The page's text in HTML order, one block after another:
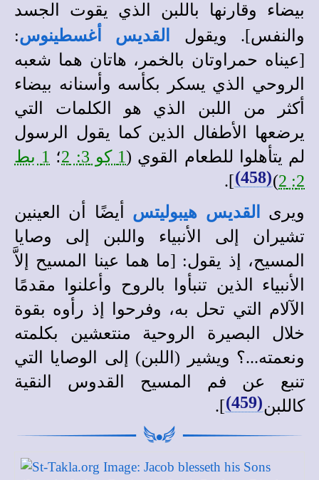
بيضاء وقارنها باللبن الذي يقوت الجسد
والنفس]. ويقول
القديس أغسطينوس:
[عيناه حمراوتان بالخمر، هاتان هما شعبه
الروحي الذي يسكر بكأسه وأسنانه بيضاء
أكثر من اللبن الذي هو الكلمات التي
يرضعها الأطفال الذين كما يقول الرسول
لم يتأهلوا للطعام القوي (1 كو 3: 2 ؛
1 بط
2: 2
)
(458)
].
ويرى
القديس هيبوليتس أيضًا أن العينين
تشيران إلى الأنبياء واللبن إلى وصايا
المسيح، إذ يقول: [ما هما عينا المسيح إلاَّ
الأنبياء الذين تنبأوا بالروح وأعلنوا مقدمًا
الآلام التي تحل به، وفرحوا إذ رأوه بقوة
خلال البصيرة الروحية منتعشين بكلمته
ونعمته...؟ ويشير (اللبن) إلى الوصايا التي
تنبع عن فم المسيح القدوس النقية
كاللبن(459)
].